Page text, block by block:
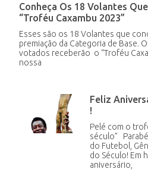
Conheça Os 18 Volantes
“Troféu Caxambu 2023”
Esses são os 18 Volantes que
premiação da Categoria de Base.
votados receberão o “Troféu
nossa
Feliz
!
Pelé com o
século”
do Futebol,
do Século! Em
aniversário,